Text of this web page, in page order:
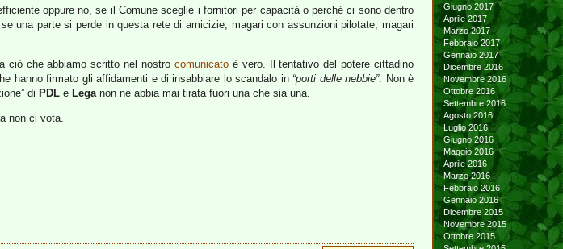
oppure no, se il Comune sceglie i fornitori per capacità o perché ci sono dentro
una parte si perde in questa rete di amicizie, magari con assunzioni pilotate, magari
ciò che abbiamo scritto nel nostro comunicatoè vero. Il tentativo del potere cittadino
hanno firmato gli affidamenti e di insabbiare lo scandalo in “porti delle nebbie”. Non è
di PDL e Leganon ne abbia mai tirata fuori una che sia una.
non ci vota.
Giugno 2017
Aprile 2017
Marzo 2017
Febbraio 2017
Gennaio 2017
Dicembre 2016
Novembre 2016
Ottobre 2016
Settembre 2016
Agosto 2016
Luglio 2016
Giugno 2016
Maggio 2016
Aprile 2016
Marzo 2016
Febbraio 2016
Gennaio 2016
Dicembre 2015
Novembre 2015
Ottobre 2015